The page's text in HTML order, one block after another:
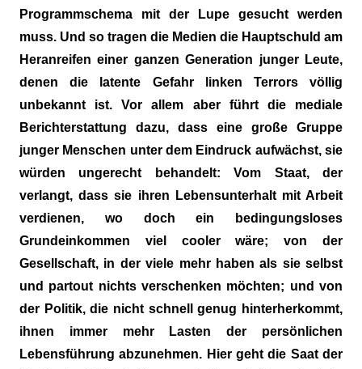
Programmschema mit der Lupe gesucht werden
muss. Und so tragen die Medien die Hauptschuld am
Heranreifen einer ganzen Generation junger Leute,
denen die latente Gefahr linken Terrors völlig
unbekannt ist. Vor allem aber führt die mediale
Berichterstattung dazu, dass eine große Gruppe
junger Menschen unter dem Eindruck aufwächst, sie
würden ungerecht behandelt: Vom Staat, der
verlangt, dass sie ihren Lebensunterhalt mit Arbeit
verdienen, wo doch ein bedingungsloses
Grundeinkommen viel cooler wäre; von der
Gesellschaft, in der viele mehr haben als sie selbst
und partout nichts verschenken möchten; und von
der Politik, die nicht schnell genug hinterherkommt,
ihnen immer mehr Lasten der persönlichen
Lebensführung abzunehmen. Hier geht die Saat der